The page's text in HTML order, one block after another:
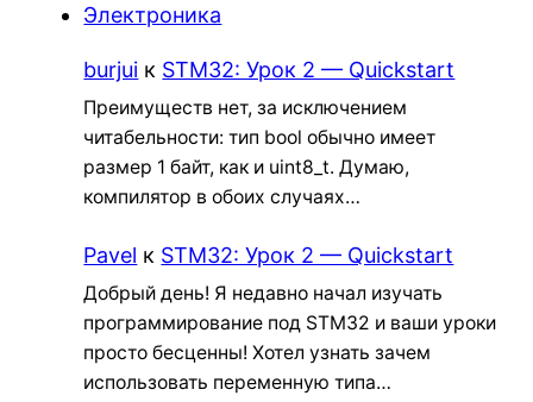
Электроника
burjui к STM32: Урок 2 — Quickstart
Преимуществ нет, за исключением
читабельности: тип bool обычно имеет
размер 1 байт, как и uint8_t. Думаю,
компилятор в обоих случаях…
Pavel к STM32: Урок 2 — Quickstart
Добрый день! Я недавно начал изучать
программирование под STM32 и ваши уроки
просто бесценны! Хотел узнать зачем
использовать переменную типа…